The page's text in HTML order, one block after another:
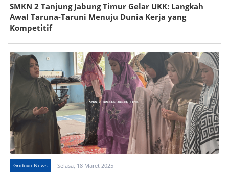
SMKN 2 Tanjung Jabung Timur Gelar UKK: Langkah
Awal Taruna-Taruni Menuju Dunia Kerja yang
Kompetitif
Griduvo News Selasa, 18 Maret 2025